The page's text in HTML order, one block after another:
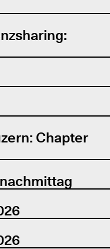
Chapter